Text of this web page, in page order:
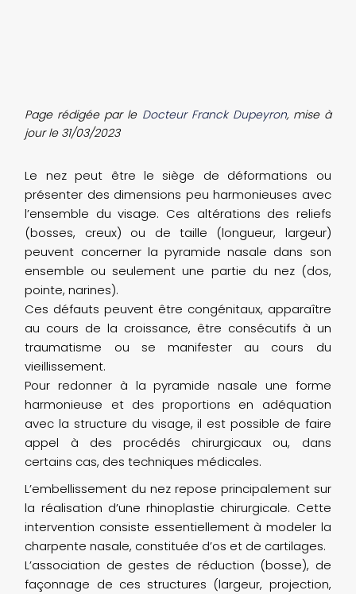
Page rédigée par le Docteur Franck Dupeyron, mise à
jour le 31/03/2023
Le nez peut être le siège de déformations ou
présenter des dimensions peu harmonieuses avec
l’ensemble du visage. Ces altérations des reliefs
(bosses, creux) ou de taille (longueur, largeur)
peuvent concerner la pyramide nasale dans son
ensemble ou seulement une partie du nez (dos,
pointe, narines).
Ces défauts peuvent être congénitaux, apparaître
au cours de la croissance, être consécutifs à un
traumatisme ou se manifester au cours du
vieillissement.
Pour redonner à la pyramide nasale une forme
harmonieuse et des proportions en adéquation
avec la structure du visage, il est possible de faire
appel à des procédés chirurgicaux ou, dans
certains cas, des techniques médicales.
L’embellissement du nez repose principalement sur
la réalisation d’une rhinoplastie chirurgicale. Cette
intervention consiste essentiellement à modeler la
charpente nasale, constituée d’os et de cartilages.
L’association de gestes de réduction (bosse), de
façonnage de ces structures (largeur, projection,